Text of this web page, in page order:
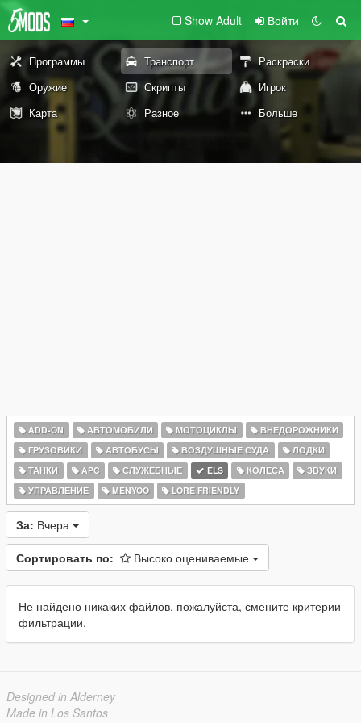
Show Adult Войти
Программы Транспорт
Раскраски
Оружие
Скрипты
Игрок
Карта
Разное Больше
ADD-ON АВТОМОБИЛИ МОТОЦИКЛЫ
ВНЕДОРОЖНИКИ
ГРУЗОВИКИ
АВТОБУСЫ ВОЗДУШНЫЕ СУДА
ЛОДКИ
ТАНКИ
APC СЛУЖЕБНЫЕ ELS КОЛЁСА
ЗВУКИ
УПРАВЛЕНИЕ
MENYOO LORE FRIENDLY
За: Вчера
Сортировать по: Высоко оцениваемые
Не найдено никаких файлов, пожалуйста, смените критерии
фильтрации.
Designed in Alderney
Made in Los Santos